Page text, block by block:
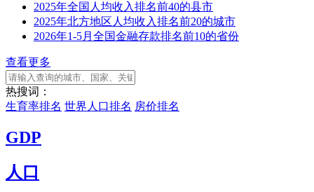
2025年全国人均收入排名前40的县市
2025年北方地区人均收入排名前20的城市
2026年1-5月全国金融存款排名前10的省份
查看更多
热搜词：
生育率排名 世界人口排名 房价排名
GDP
人口